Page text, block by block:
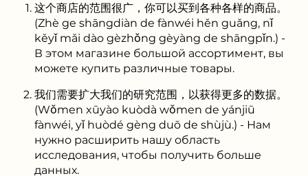
这个商店的范围很广，你可以买到各种各样的商品。
(Zhè ge shāngdiàn de fànwéi hěn guǎng, nǐ
kěyǐ mǎi dào gèzhǒng gèyàng de shāngpǐn.) -
В этом магазине большой ассортимент, вы
можете купить различные товары.
我们需要扩大我们的研究范围，以获得更多的数据。
(Wǒmen xūyào kuòdà wǒmen de yánjiū
fànwéi, yǐ huòdé gèng duō de shùjù.) - Нам
нужно расширить нашу область
исследования, чтобы получить больше
данных.